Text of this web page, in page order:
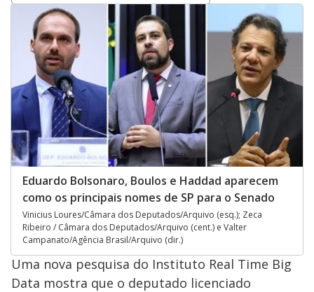
Opens in new window
Eduardo Bolsonaro, Boulos e Haddad aparecem
como os principais nomes de SP para o Senado
Vinicius Loures/Câmara dos Deputados/Arquivo (esq.); Zeca
Ribeiro / Câmara dos Deputados/Arquivo (cent.) e Valter
Campanato/Agência Brasil/Arquivo (dir.)
Uma nova pesquisa do Instituto Real Time Big
Data mostra que o deputado licenciado